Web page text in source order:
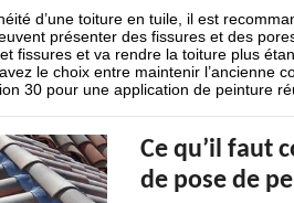
d’une toiture en tuile, il est
présenter des fissures et des
fissures et va rendre la toiture plus
le choix entre maintenir l’ancienne
30 pour une application de peinture
Ce qu’il faut
de pose de